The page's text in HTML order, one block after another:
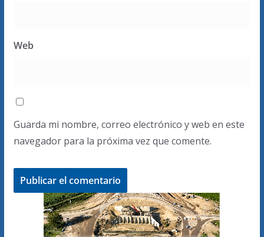
Web
Guarda mi nombre, correo electrónico y web en este
navegador para la próxima vez que comente.